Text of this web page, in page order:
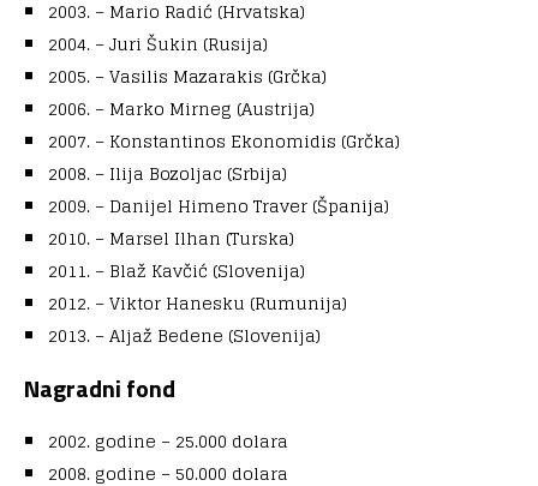
2003. – Mario Radić (Hrvatska)
2004. – Juri Šukin (Rusija)
2005. – Vasilis Mazarakis (Grčka)
2006. – Marko Mirneg (Austrija)
2007. – Konstantinos Ekonomidis (Grčka)
2008. – Ilija Bozoljac (Srbija)
2009. – Danijel Himeno Traver (Španija)
2010. – Marsel Ilhan (Turska)
2011. – Blaž Kavčić (Slovenija)
2012. – Viktor Hanesku (Rumunija)
2013. – Aljaž Bedene (Slovenija)
Nagradni fond
2002. godine – 25.000 dolara
2008. godine – 50.000 dolara